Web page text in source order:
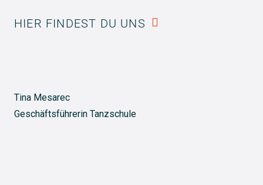
HIER FINDEST DU UNS
Tina Mesarec
Geschäftsführerin Tanzschule